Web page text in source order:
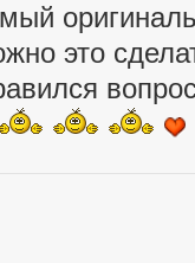
это